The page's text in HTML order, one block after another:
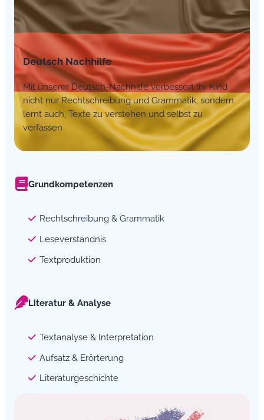
Deutsch Nachhilfe
Mit unserer Deutsch-Nachhilfe verbessert Ihr Kind
nicht nur Rechtschreibung und Grammatik, sondern
lernt auch, Texte zu verstehen und selbst zu
verfassen
Grundkompetenzen
Rechtschreibung & Grammatik
Leseverständnis
Textproduktion
Literatur & Analyse
Textanalyse & Interpretation
Aufsatz & Erörterung
Literaturgeschichte